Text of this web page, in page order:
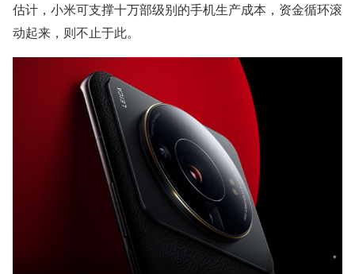
估计，小米可支撑十万部级别的手机生产成本，资金循环滚
动起来，则不止于此。